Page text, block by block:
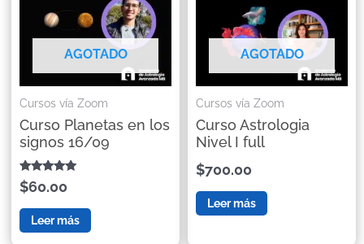
AGOTADO
Cursos vía Zoom
Curso Planetas en los
signos 16/09
Valorado con
5.00
$60.00
Leer más
AGOTADO
Cursos vía Zoom
Curso Astrologia
Nivel I full
$700.00
Leer más